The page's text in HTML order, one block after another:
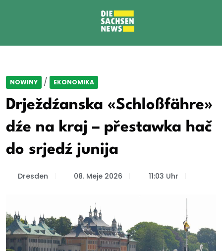
NOWINY / EKONOMIKA
Drježdźanska «Schloßfähre»
dźe na kraj – přestawka hač
do srjedź junija
Dresden 08. Meje 2026 11:03 Uhr